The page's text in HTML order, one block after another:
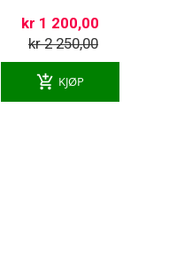
kr 1 200,00
kr 2 250,00
add_shopping_cart KJØP